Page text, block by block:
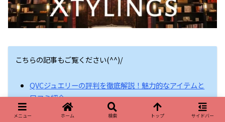
こちらの記事もご覧ください(^^)/
QVCジュエリーの評判を徹底解説！魅力的なアイテムと
口コミ紹介
【SUZURI スマホケース】評判徹底解説！デザイン豊富
メニュー ホーム 検索 トップ サイドバー